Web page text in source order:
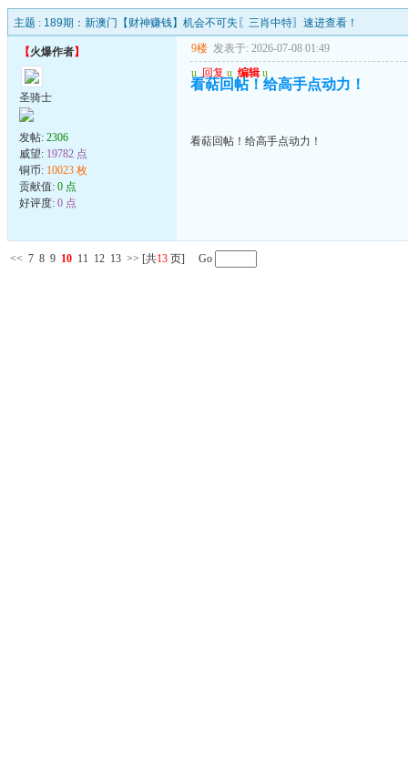
主题 : 189期：新澳门【财神赚钱】机会不可失〖三肖中特〗速进查看！
【火爆作者】
圣骑士
发帖: 2306
威望: 19782 点
铜币: 10023 枚
贡献值: 0 点
好评度: 0 点
9楼 发表于: 2026-07-08 01:49
u 回复 u 编辑 u
看萜回帖！给高手点动力！
看萜回帖！给高手点动力！
<< 7 8 9 10 11 12 13 >> [共13 页] Go